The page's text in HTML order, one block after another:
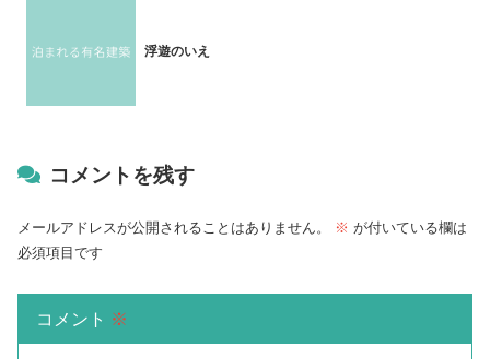
浮遊のいえ
コメントを残す
メールアドレスが公開されることはありません。 ※ が付いている欄は
必須項目です
コメント ※